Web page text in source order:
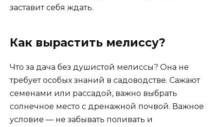
заставит себя ждать.
Как вырастить мелиссу?
Что за дача без душистой мелиссы? Она не
требует особых знаний в садоводстве. Сажают
семенами или рассадой, важно выбрать
солнечное место с дренажной почвой. Важное
условие — не забывать поливать и